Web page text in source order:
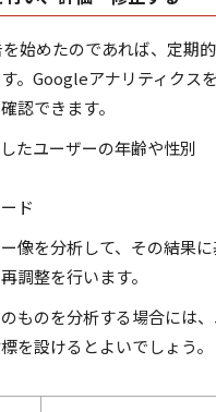
始めたのであれば、定期
。Googleアナリティクス
認できます。
たユーザーの年齢や性別
ド
像を分析して、その結果
調整を行います。
ものを分析する場合には
を設けるとよいでしょう。